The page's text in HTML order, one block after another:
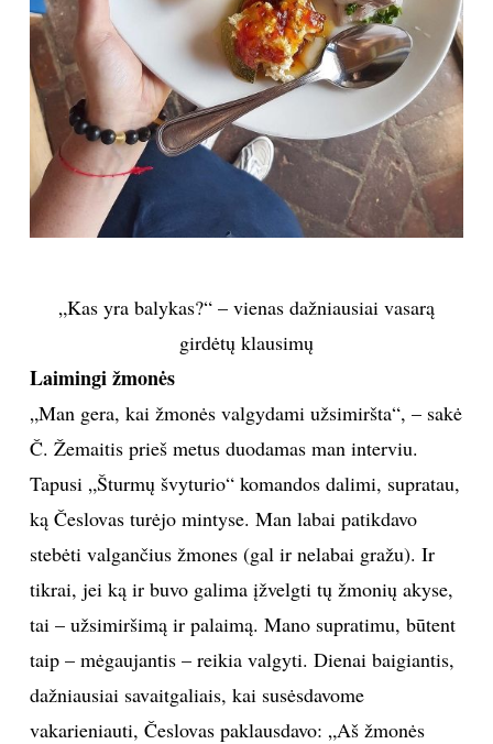
„Kas yra balykas?“ – vienas dažniausiai vasarą
girdėtų klausimų
Laimingi žmonės
„Man gera, kai žmonės valgydami užsimiršta“, – sakė
Č. Žemaitis prieš metus duodamas man interviu.
Tapusi „Šturmų švyturio“ komandos dalimi, supratau,
ką Česlovas turėjo mintyse. Man labai patikdavo
stebėti valgančius žmones (gal ir nelabai gražu). Ir
tikrai, jei ką ir buvo galima įžvelgti tų žmonių akyse,
tai – užsimiršimą ir palaimą. Mano supratimu, būtent
taip – mėgaujantis – reikia valgyti. Dienai baigiantis,
dažniausiai savaitgaliais, kai susėsdavome
vakarieniauti, Česlovas paklausdavo: „Aš žmonės